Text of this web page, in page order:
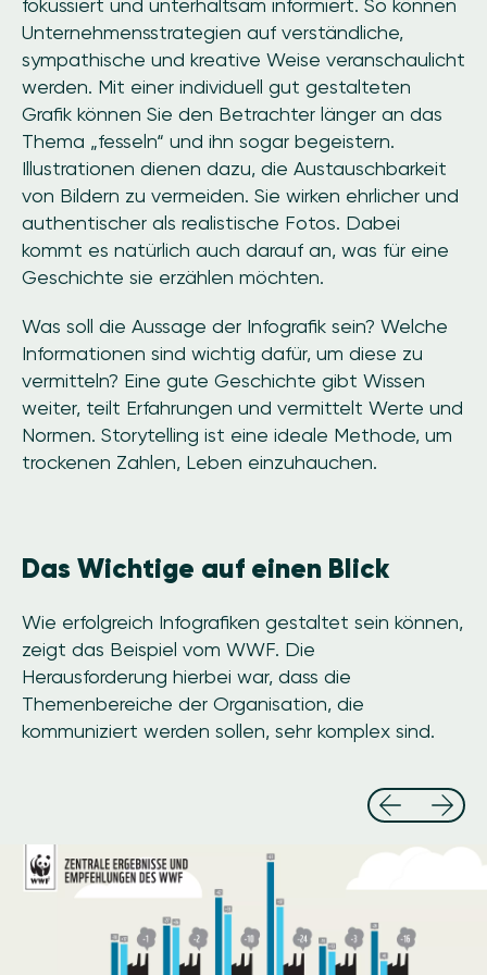
fokussiert und unterhaltsam informiert. So können
Unternehmensstrategien auf verständliche,
sympathische und kreative Weise veranschaulicht
werden. Mit einer individuell gut gestalteten
Grafik können Sie den Betrachter länger an das
Thema „fesseln“ und ihn sogar begeistern.
Illustrationen dienen dazu, die Austauschbarkeit
von Bildern zu vermeiden. Sie wirken ehrlicher und
authentischer als realistische Fotos. Dabei
kommt es natürlich auch darauf an, was für eine
Geschichte sie erzählen möchten.
Was soll die Aussage der Infografik sein? Welche
Informationen sind wichtig dafür, um diese zu
vermitteln? Eine gute Geschichte gibt Wissen
weiter, teilt Erfahrungen und vermittelt Werte und
Normen. Storytelling ist eine ideale Methode, um
trockenen Zahlen, Leben einzuhauchen.
Das Wichtige auf einen Blick
Wie erfolgreich Infografiken gestaltet sein können,
zeigt das Beispiel vom WWF. Die
Herausforderung hierbei war, dass die
Themenbereiche der Organisation, die
kommuniziert werden sollen, sehr komplex sind.